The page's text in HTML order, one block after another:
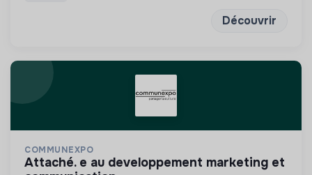
Découvrir
COMMUNEXPO
attaché. e au developpement marketing et